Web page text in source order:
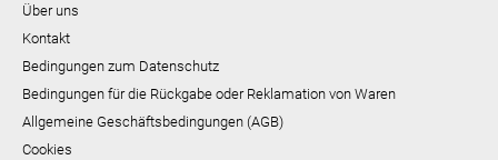
Über uns
Kontakt
Bedingungen zum Datenschutz
Bedingungen für die Rückgabe oder Reklamation von Waren
Allgemeine Geschäftsbedingungen (AGB)
Cookies